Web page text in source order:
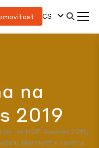
CS
na
2019
na HOF Awards 2019,
Marriott v centru